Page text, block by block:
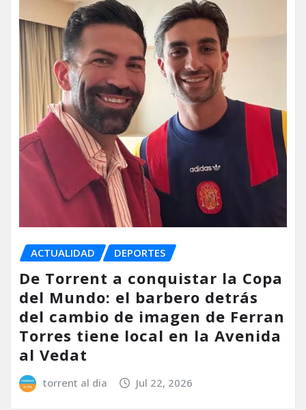
ACTUALIDAD DEPORTES
De Torrent a conquistar la Copa
del Mundo: el barbero detrás
del cambio de imagen de Ferran
Torres tiene local en la Avenida
al Vedat
torrent al dia Jul 22, 2026